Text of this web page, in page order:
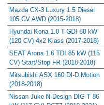
Mazda CX-3 Luxury 1.5 Diesel
105 CV AWD (2015-2018)
Hyundai Kona 1.0 T-GDI 88 kW
(120 CV) 4x2 Klass (2017-2018)
SEAT Arona 1.6 TDI 85 kW (115
CV) Start/Stop FR (2018-2018)
Mitsubishi ASX 160 DI-D Motion
(2018-2018)
Nissan Juke N-Design DIG-T 86